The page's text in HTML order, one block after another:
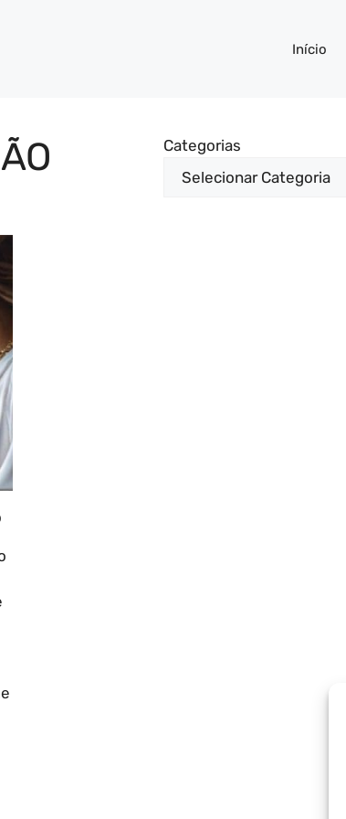
Início
Categorias